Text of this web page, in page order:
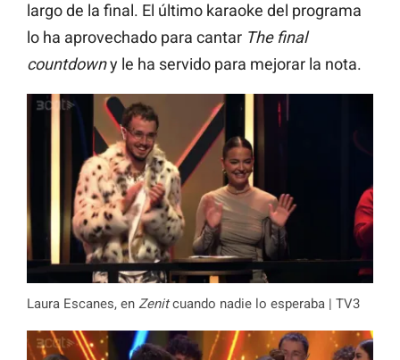
largo de la final. El último karaoke del programa
lo ha aprovechado para cantar The final
countdowny le ha servido para mejorar la nota.
Laura Escanes, en Zenitcuando nadie lo esperaba | TV3